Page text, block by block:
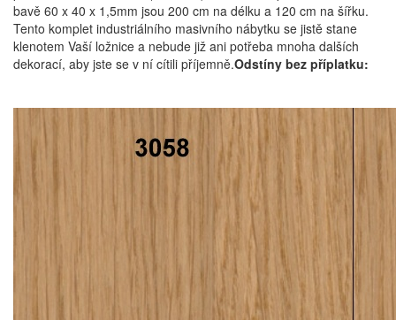
bavě 60 x 40 x 1,5mm jsou 200 cm na délku a 120 cm na šířku.
Tento komplet industriálního masivního nábytku se jistě stane
klenotem Vaší ložnice a nebude již ani potřeba mnoha dalších
dekorací, aby jste se v ní cítili příjemně.Odstíny bez příplatku: